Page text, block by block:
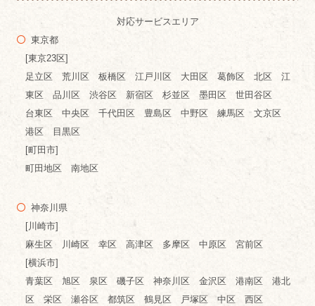
対応サービスエリア
東京都
[東京23区]
足立区 荒川区 板橋区 江戸川区 大田区 葛飾区 北区 江
東区 品川区 渋谷区 新宿区 杉並区 墨田区 世田谷区
台東区 中央区 千代田区 豊島区 中野区 練馬区 文京区
港区 目黒区
[町田市]
町田地区 南地区
神奈川県
[川崎市]
麻生区 川崎区 幸区 高津区 多摩区 中原区 宮前区
[横浜市]
青葉区 旭区 泉区 磯子区 神奈川区 金沢区 港南区 港北
区 栄区 瀬谷区 都筑区 鶴見区 戸塚区 中区 西区